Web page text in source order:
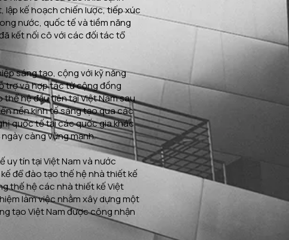
lập kế hoạch chiến lược, tiếp xúc
nước, quốc tế và tiềm năng
kết nối cô với các đối tác tổ
sáng tạo, cộng với kỹ năng
trợ và hợp tác từ cộng đồng
hệ đầu tiên tại Việt Nam sau
nền kinh tế sáng tạo qua các
quốc tế tại các quốc gia khác
càng vững mạnh.
uy tín tại Việt Nam và nước
để đào tạo thế hệ nhà thiết kế
thế hệ các nhà thiết kế Việt
làm việc nhằm xây dựng một
tạo Việt Nam được công nhận